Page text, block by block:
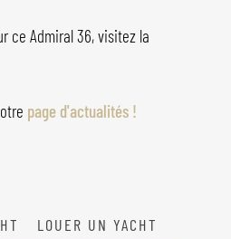
ce Admiral 36, visitez la
page d'actualités !
LOUER UN YACHT